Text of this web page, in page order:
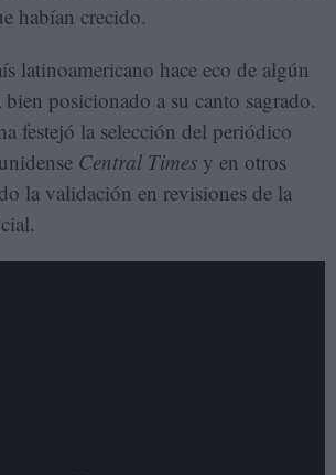
habían crecido.
latinoamericano hace eco de algún
posicionado a su canto sagrado.
festejó la selección del periódico
Central Times y en otros
la validación en revisiones de la